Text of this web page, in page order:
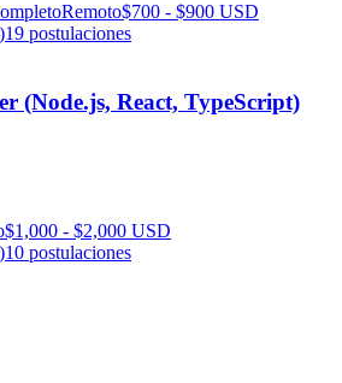
Remoto$700 - $900 USD
19 postulaciones
(Node.js, React, TypeScript)
$1,000 - $2,000 USD
10 postulaciones